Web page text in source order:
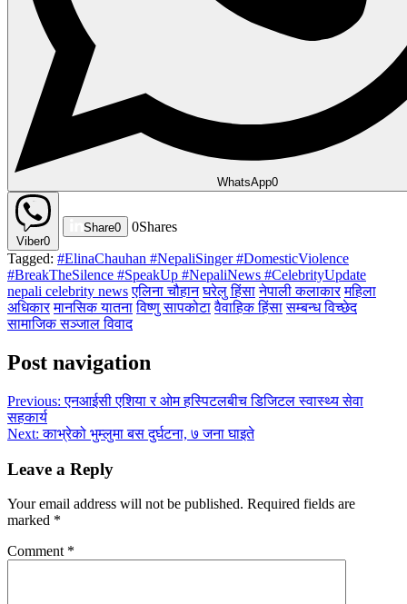
WhatsApp0
Viber0
Share0 0Shares
Tagged: #ElinaChauhan #NepaliSinger #DomesticViolence
#BreakTheSilence #SpeakUp #NepaliNews #CelebrityUpdate
nepali celebrity news एलिना चौहान घरेलु हिंसा नेपाली कलाकार महिला
अधिकार मानसिक यातना विष्णु सापकोटा वैवाहिक हिंसा सम्बन्ध विच्छेद
सामाजिक सञ्जाल विवाद
Post navigation
Previous: एनआईसी एशिया र ओम हस्पिटलबीच डिजिटल स्वास्थ्य सेवा
सहकार्य
Next: काभ्रेको भुम्लुमा बस दुर्घटना, ७ जना घाइते
Leave a Reply
Your email address will not be published. Required fields are
marked *
Comment *